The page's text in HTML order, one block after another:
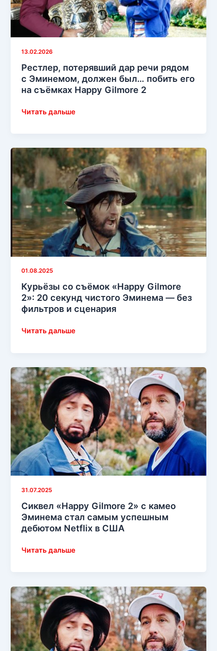
13.02.2026
Рестлер, потерявший дар речи рядом
с Эминемом, должен был… побить его
на съёмках Happy Gilmore 2
Рестлер,
речи
рядом
с
Эминемом,
должен
был…
побить
его
на
съёмках
Gilmore
2
Читать дальше
01.08.2025
Курьёзы со съёмок «Happy Gilmore
2»: 20 секунд чистого Эминема — без
фильтров и сценария
Курьёзы
«Happy
Gilmore
2»:
20
секунд
чистого
Эминема
—
без
фильтров
сценария
Читать дальше
31.07.2025
Сиквел «Happy Gilmore 2» с камео
Эминема стал самым успешным
дебютом Netflix в США
Сиквел
2»
с
камео
Эминема
стал
самым
Читать дальше